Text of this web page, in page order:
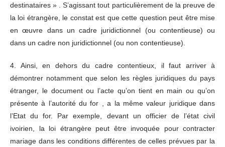
destinataires » . S’agissant tout particulièrement de la preuve de
la loi étrangère, le constat est que cette question peut être mise
en œuvre dans un cadre juridictionnel (ou contentieuse) ou
dans un cadre non juridictionnel (ou non contentieuse).
4. Ainsi, en dehors du cadre contentieux, il faut arriver à
démontrer notamment que selon les règles juridiques du pays
étranger, le document ou l’acte qu’on tient en main ou qu’on
présente à l’autorité du for , a la même valeur juridique dans
l’Etat du for. Par exemple, devant un officier de l’état civil
ivoirien, la loi étrangère peut être invoquée pour contracter
mariage dans les conditions différentes de celles prévues par la